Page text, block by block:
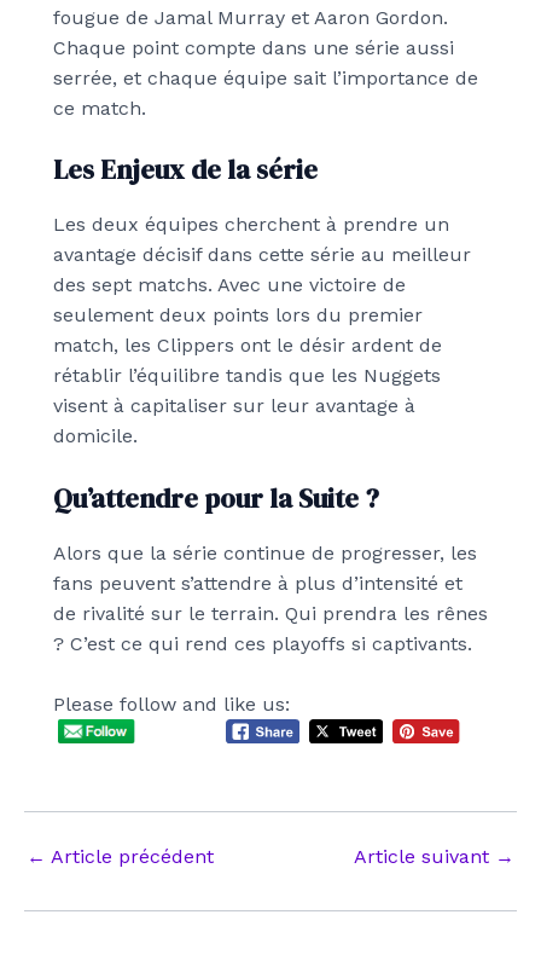
fougue de Jamal Murray et Aaron Gordon.
Chaque point compte dans une série aussi
serrée, et chaque équipe sait l’importance de
ce match.
Les Enjeux de la série
Les deux équipes cherchent à prendre un
avantage décisif dans cette série au meilleur
des sept matchs. Avec une victoire de
seulement deux points lors du premier
match, les Clippers ont le désir ardent de
rétablir l’équilibre tandis que les Nuggets
visent à capitaliser sur leur avantage à
domicile.
Qu’attendre pour la Suite ?
Alors que la série continue de progresser, les
fans peuvent s’attendre à plus d’intensité et
de rivalité sur le terrain. Qui prendra les rênes
? C’est ce qui rend ces playoffs si captivants.
Please follow and like us:
Navigation
articles
← Article précédent Article suivant →